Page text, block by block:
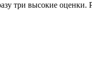
три высокие оценки.